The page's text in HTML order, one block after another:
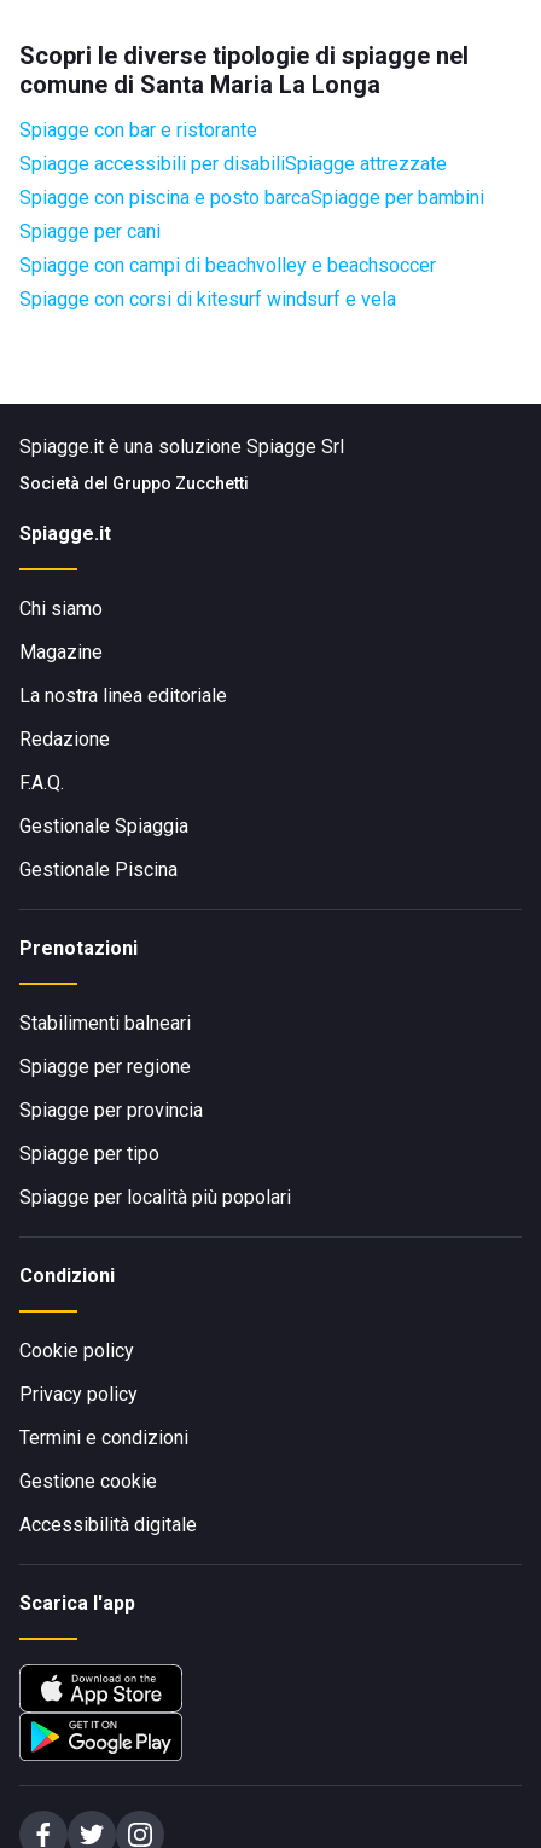
Scopri le diverse tipologie di spiagge nel
comune di Santa Maria La Longa
Spiagge con bar e ristorante
Spiagge accessibili per disabiliSpiagge attrezzate
Spiagge con piscina e posto barcaSpiagge per bambini
Spiagge per cani
Spiagge con campi di beachvolley e beachsoccer
Spiagge con corsi di kitesurf windsurf e vela
Spiagge.it è una soluzione Spiagge Srl
Società del Gruppo Zucchetti
Spiagge.it
Chi siamo
Magazine
La nostra linea editoriale
Redazione
F.A.Q.
Gestionale Spiaggia
Gestionale Piscina
Prenotazioni
Stabilimenti balneari
Spiagge per regione
Spiagge per provincia
Spiagge per tipo
Spiagge per località più popolari
Condizioni
Cookie policy
Privacy policy
Termini e condizioni
Gestione cookie
Accessibilità digitale
Scarica l'app